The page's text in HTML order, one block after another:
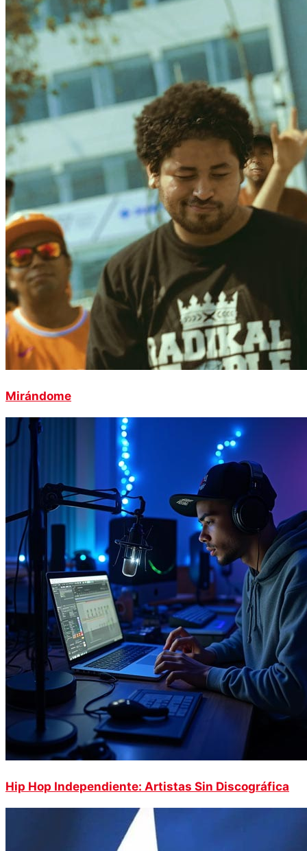
Mirándome
Hip Hop Independiente: Artistas Sin Discográfica